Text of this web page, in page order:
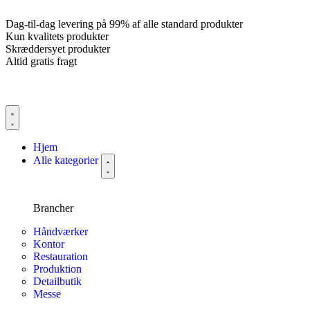
Dag-til-dag levering på 99% af alle standard produkter
Kun kvalitets produkter
Skræddersyet produkter
Altid gratis fragt
Hjem
Alle kategorier
Brancher
Håndværker
Kontor
Restauration
Produktion
Detailbutik
Messe